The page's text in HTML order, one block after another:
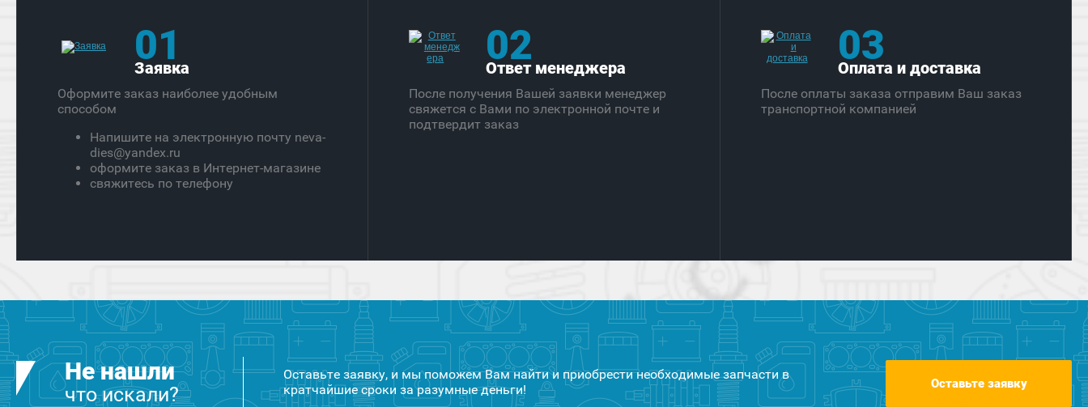
01
Заявка
Оформите заказ наиболее удобным
способом
Напишите на электронную почту neva-
dies@yandex.ru
оформите заказ в Интернет-магазине
свяжитесь по телефону
02
Ответ менеджера
После получения Вашей заявки менеджер
свяжется с Вами по электронной почте и
подтвердит заказ
03
Оплата и доставка
После оплаты заказа отправим Ваш заказ
транспортной компанией
Не нашли
что искали?
Оставьте заявку, и мы поможем Вам найти и приобрести необходимые запчасти в
кратчайшие сроки за разумные деньги!
Оставьте заявку